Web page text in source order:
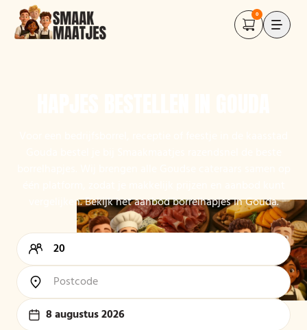
0
vergelijken. Bekijk het aanbod borrelhapjes in Gouda.
8 augustus 2026